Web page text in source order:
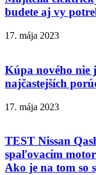
budete aj vy
17. mája 2023
Kúpa nového nie
najčastejších
17. mája 2023
TEST Nissan
spaľovacím
Ako je na tom so